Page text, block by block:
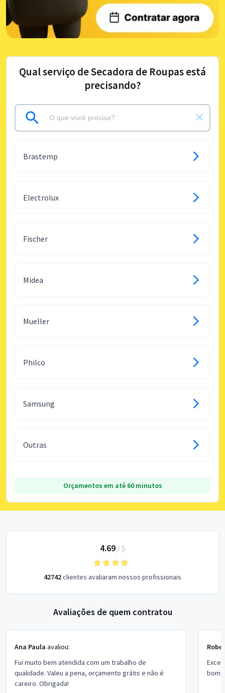
Qual serviço de Secadora de Roupas está
precisando?
Brastemp
Electrolux
Fischer
Midea
Mueller
Philco
Samsung
Outras
Orçamentos em até 60 minutos
4.69/ 5
42742clientes avaliaram nossos profissionais
Avaliações de quem contratou
Ana Paula avaliou:
Fui muito bem atendida com um trabalho de
qualidade. Valeu a pena, orçamento grátis e não é
careiro. Obrigada!
bom